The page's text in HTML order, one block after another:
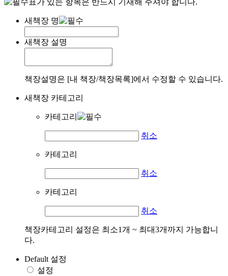
표가 있는 항목은 반드시 기재해 주셔야 합니다.
새책장 명
새책장 설명
책장설명은 [내 책장/책장목록]에서 수정할 수 있습니다.
새책장 카테고리
카테고리
취소
카테고리
취소
카테고리
취소
책장카테고리 설정은 최소1개 ~ 최대3개까지 가능합니
다.
Default 설정
설정